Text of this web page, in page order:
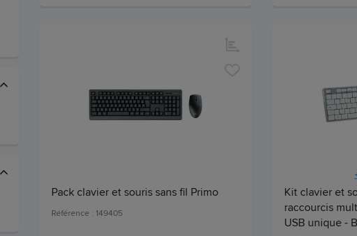
Pack clavier et souris sans fil Primo
Référence : 149405
Kit clavier et
raccourcis
USB unique -